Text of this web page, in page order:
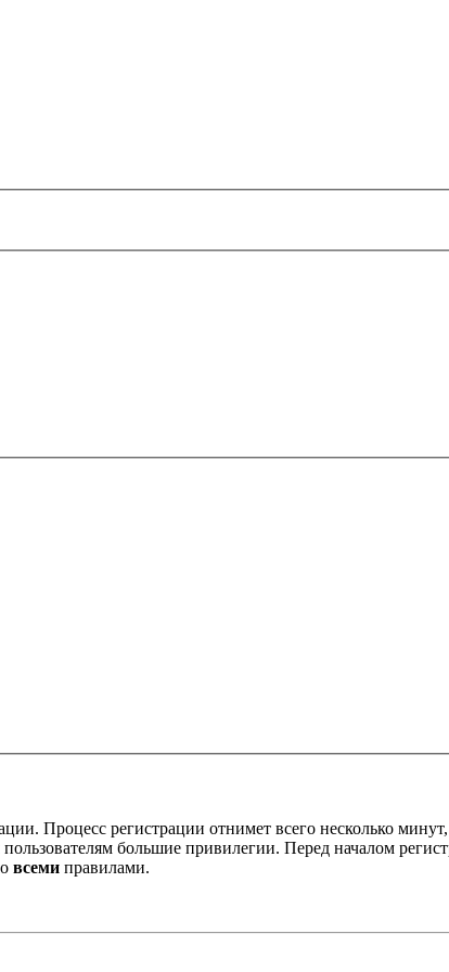
Процесс регистрации отнимет всего несколько
большие привилегии. Перед началом
всеми правилами.